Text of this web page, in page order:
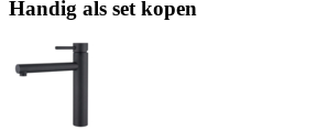
Handig als set kopen